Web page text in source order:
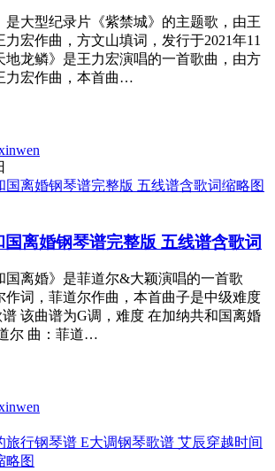
是大型纪录片《紫禁城》的主题歌，由王
力宏作曲，方文山填词，发行于2021年11
地龙鳞》是王力宏演唱的一首歌曲，由方
力宏作曲，本首曲…
离婚钢琴谱完整版 五线谱含歌词
国离婚》是菲道尔&大颖演唱的一首歌
作词，菲道尔作曲，本首曲子是中级难度
该曲谱为G调，难度 在加纳共和国离婚
尔 曲：菲道…